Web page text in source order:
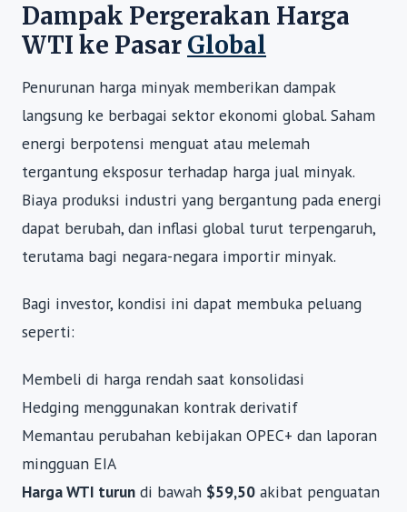
Dampak Pergerakan Harga
WTI ke Pasar Global
Penurunan harga minyak memberikan dampak
langsung ke berbagai sektor ekonomi global. Saham
energi berpotensi menguat atau melemah
tergantung eksposur terhadap harga jual minyak.
Biaya produksi industri yang bergantung pada energi
dapat berubah, dan inflasi global turut terpengaruh,
terutama bagi negara-negara importir minyak.
Bagi investor, kondisi ini dapat membuka peluang
seperti:
Membeli di harga rendah saat konsolidasi
Hedging menggunakan kontrak derivatif
Memantau perubahan kebijakan OPEC+ dan laporan
mingguan EIA
Harga WTI turun di bawah $59,50 akibat penguatan